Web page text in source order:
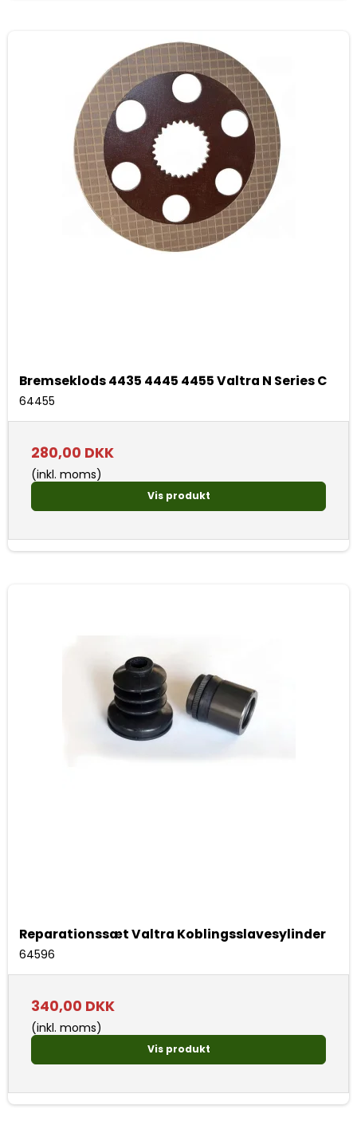
Bremseklods 4435 4445 4455 Valtra N Series C
64455
280,00 DKK
(inkl. moms)
Vis produkt
Reparationssæt Valtra Koblingsslavesylinder
64596
340,00 DKK
(inkl. moms)
Vis produkt